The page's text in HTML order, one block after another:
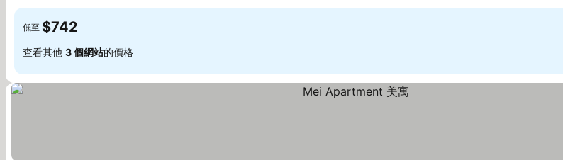
低至 $742
查看其他 3 個網站的價格